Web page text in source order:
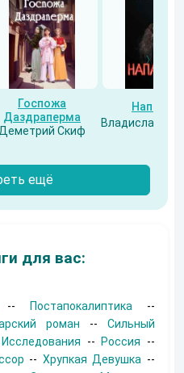
Госпожа
Даздраперма
Деметрий Скиф
Напарник
Владислав
ещё
для вас:
Постапокалиптика --
роман -- Сильный
Исследования -- Россия --
-- Хрупкая Девушка --